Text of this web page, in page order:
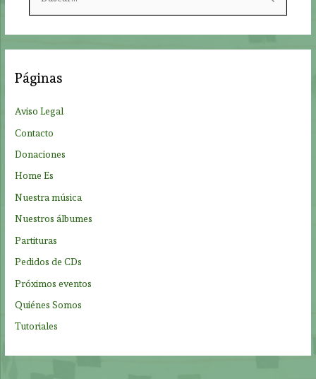
r
:
Páginas
Aviso Legal
Contacto
Donaciones
Home Es
Nuestra música
Nuestros álbumes
Partituras
Pedidos de CDs
Próximos eventos
Quiénes Somos
Tutoriales